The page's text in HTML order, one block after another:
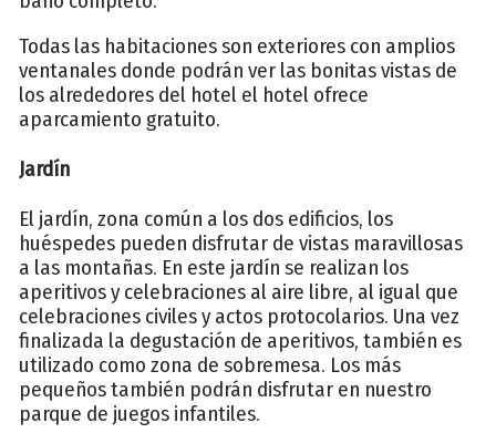
Todas las habitaciones son exteriores con amplios
ventanales donde podrán ver las bonitas vistas de
los alrededores del hotel el hotel ofrece
aparcamiento gratuito.
Jardín
El jardín, zona común a los dos edificios, los
huéspedes pueden disfrutar de vistas maravillosas
a las montañas. En este jardín se realizan los
aperitivos y celebraciones al aire libre, al igual que
celebraciones civiles y actos protocolarios. Una vez
finalizada la degustación de aperitivos, también es
utilizado como zona de sobremesa. Los más
pequeños también podrán disfrutar en nuestro
parque de juegos infantiles.